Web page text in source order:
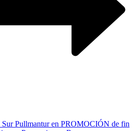
Pullmantur en PROMOCIÓN de fin